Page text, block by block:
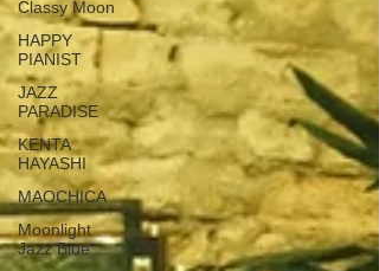
Classy Moon
HAPPY
PIANIST
JAZZ
PARADISE
KENTA
HAYASHI
MAOCHICA
Moonlight
Jazz Blue